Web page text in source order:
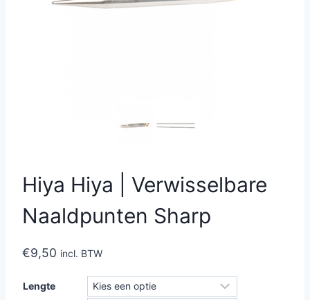
Hiya Hiya | Verwisselbare
Naaldpunten Sharp
€9,50 incl. BTW
Lengte